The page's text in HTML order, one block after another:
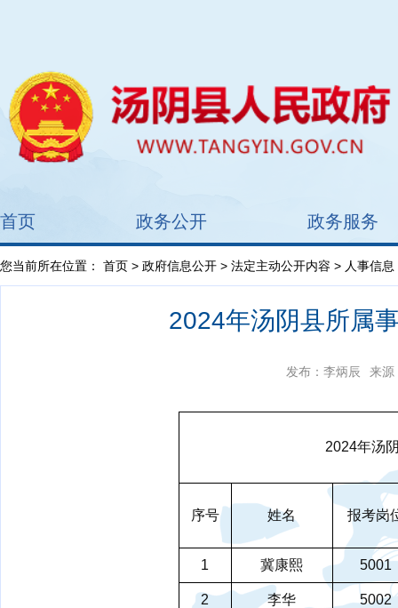
首页 政务公开 政务服务
您当前所在位置： 首页 > 政府信息公开 > 法定主动公开内容 > 人事信息
2024年汤阴县所属
发布：李炳辰 来源
2024年汤
序号 姓名 报考岗
1 冀康熙 5001
2 李华 5002